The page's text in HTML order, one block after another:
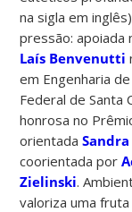
na sigla em
pressão: apoiada
Laís Benvenutti
em Engenharia
Federal de Santa
honrosa no
orientada
coorientada por
Zielinski.
valoriza uma